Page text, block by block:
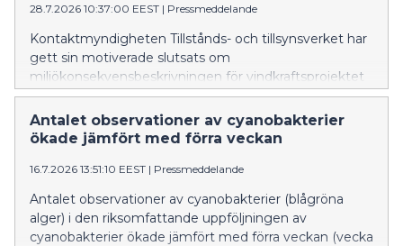
28.7.2026 10:37:00 EEST | Pressmeddelande
Kontaktmyndigheten Tillstånds- och tillsynsverket har
gett sin motiverade slutsats om
miljökonsekvensbeskrivningen för vindkraftsprojektet
Västervik II.
Antalet observationer av cyanobakterier
ökade jämfört med förra veckan
16.7.2026 13:51:10 EEST | Pressmeddelande
Antalet observationer av cyanobakterier (blågröna
alger) i den riksomfattande uppföljningen av
cyanobakterier ökade jämfört med förra veckan (vecka